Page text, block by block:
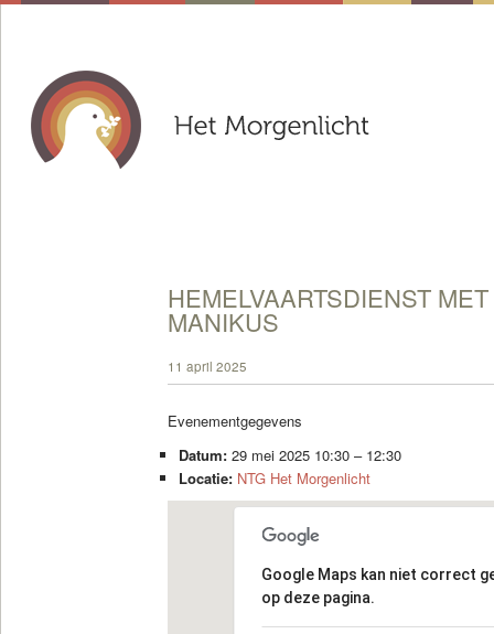
HEMELVAARTSDIENST
MANIKUS
11 april 2025
Evenementgegevens
Datum: 29 mei 2025 10:30– 12:30
Locatie: NTG Het Morgenlicht
Google Maps kan niet correct
op deze pagina.